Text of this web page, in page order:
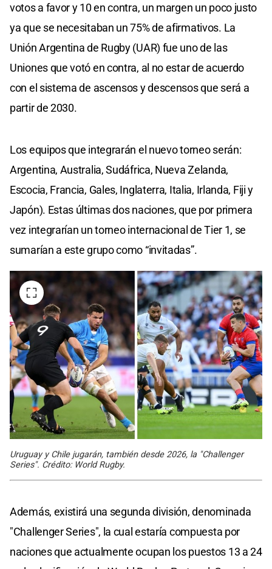
votos a favor y 10 en contra, un margen un poco justo
ya que se necesitaban un 75% de afirmativos. La
Unión Argentina de Rugby (UAR) fue uno de las
Uniones que votó en contra, al no estar de acuerdo
con el sistema de ascensos y descensos que será a
partir de 2030.
Los equipos que integrarán el nuevo torneo serán:
Argentina, Australia, Sudáfrica, Nueva Zelanda,
Escocia, Francia, Gales, Inglaterra, Italia, Irlanda, Fiji y
Japón). Estas últimas dos naciones, que por primera
vez integrarían un torneo internacional de Tier 1, se
sumarían a este grupo como “invitadas”.
Uruguay y Chile jugarán, también desde 2026, la "Challenger
Series". Crédito: World Rugby.
Además, existirá una segunda división, denominada
"Challenger Series", la cual estaría compuesta por
naciones que actualmente ocupan los puestos 13 a 24